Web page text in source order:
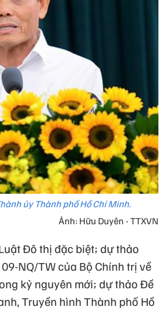
ủy Thành phố Hồ Chí Minh.
Ảnh: Hữu Duyên - TTXVN
Đô thị đặc biệt; dự thảo
NQ/TW của Bộ Chính trị về
kỷ nguyên mới; dự thảo Đề
Truyền hình Thành phố Hồ